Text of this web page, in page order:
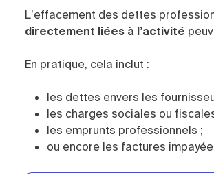
L’effacement des dettes
directement liées à l’activité
En pratique, cela inclut :
les dettes envers les
les charges sociales ou
les emprunts professionnels ;
ou encore les factures